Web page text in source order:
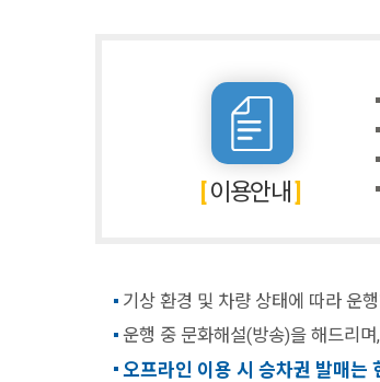
이용안내
기상 환경 및 차량 상태에 따라 운
운행 중 문화해설(방송)을 해드리며,
오프라인 이용 시 승차권 발매는